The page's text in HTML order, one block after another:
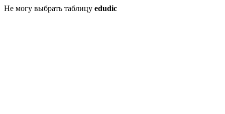
Не могу выбрать таблицу edudic